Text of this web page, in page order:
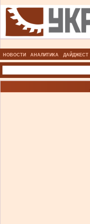
НОВОСТИ АНАЛИТИКА ДАЙДЖЕСТ